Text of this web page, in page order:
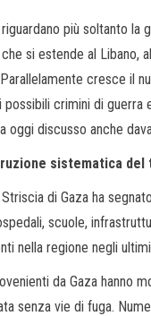
più soltanto la
si estende al Libano,
cresce il
crimini di guerra
oggi discusso anche
sistematica
di Gaza ha
scuole,
nella regione negli
da Gaza hanno
senza vie di fuga.